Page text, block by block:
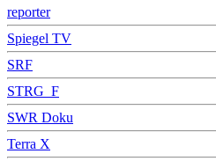
reporter
Spiegel TV
SRF
STRG_F
SWR Doku
Terra X